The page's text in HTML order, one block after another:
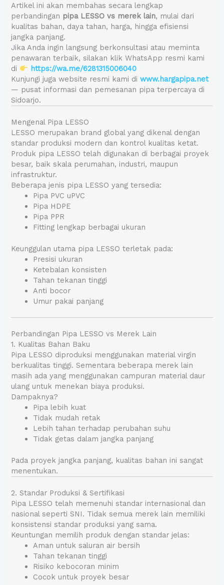
Artikel ini akan membahas secara lengkap
perbandingan pipa LESSO vs merek lain, mulai dari
kualitas bahan, daya tahan, harga, hingga efisiensi
jangka panjang.
Jika Anda ingin langsung berkonsultasi atau meminta
penawaran terbaik, silakan klik WhatsApp resmi kami
di
https://wa.me/6281315006040
Kunjungi juga website resmi kami diwww.hargapipa.net
— pusat informasi dan pemesanan pipa terpercaya di
Sidoarjo.
Mengenal Pipa LESSO
LESSO merupakan brand global yang dikenal dengan
standar produksi modern dan kontrol kualitas ketat.
Produk pipa LESSO telah digunakan di berbagai proyek
besar, baik skala perumahan, industri, maupun
infrastruktur.
Beberapa jenis pipa LESSO yang tersedia:
Pipa PVC uPVC
Pipa HDPE
Pipa PPR
Fitting lengkap berbagai ukuran
Keunggulan utama pipa LESSO terletak pada:
Presisi ukuran
Ketebalan konsisten
Tahan tekanan tinggi
Anti bocor
Umur pakai panjang
Perbandingan Pipa LESSO vs Merek Lain
1. Kualitas Bahan Baku
Pipa LESSO diproduksi menggunakan material virgin
berkualitas tinggi. Sementara beberapa merek lain
masih ada yang menggunakan campuran material daur
ulang untuk menekan biaya produksi.
Dampaknya?
Pipa lebih kuat
Tidak mudah retak
Lebih tahan terhadap perubahan suhu
Tidak getas dalam jangka panjang
Pada proyek jangka panjang, kualitas bahan ini sangat
menentukan.
2. Standar Produksi & Sertifikasi
Pipa LESSO telah memenuhi standar internasional dan
nasional seperti SNI. Tidak semua merek lain memiliki
konsistensi standar produksi yang sama.
Keuntungan memilih produk dengan standar jelas:
Aman untuk saluran air bersih
Tahan tekanan tinggi
Risiko kebocoran minim
Cocok untuk proyek besar